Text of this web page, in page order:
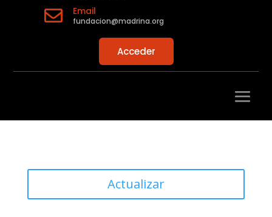
 Email
fundacion@madrina.org
Acceder
Actualizar